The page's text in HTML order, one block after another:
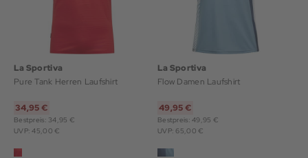
La Sportiva
Pure Tank Herren Laufshirt
34,95 €
Bestpreis: 34,95 €
UVP: 45,00 €
La Sportiva
Flow Damen Laufshirt
49,95 €
Bestpreis: 49,95 €
UVP: 65,00 €